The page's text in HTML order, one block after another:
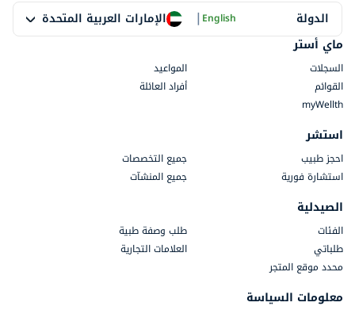
الدولة الإمارات العربية المتحدة |English
ماي أستر
السجلات
المواعيد
القوائم
أفراد العائلة
myWellth
استشر
احجز طبيب
جميع التخصصات
استشارة فورية
جميع المنشآت
الصيدلية
الفئات
طلب وصفة طبية
طلباتي
العلامات التجارية
محدد موقع المتجر
معلومات السياسة